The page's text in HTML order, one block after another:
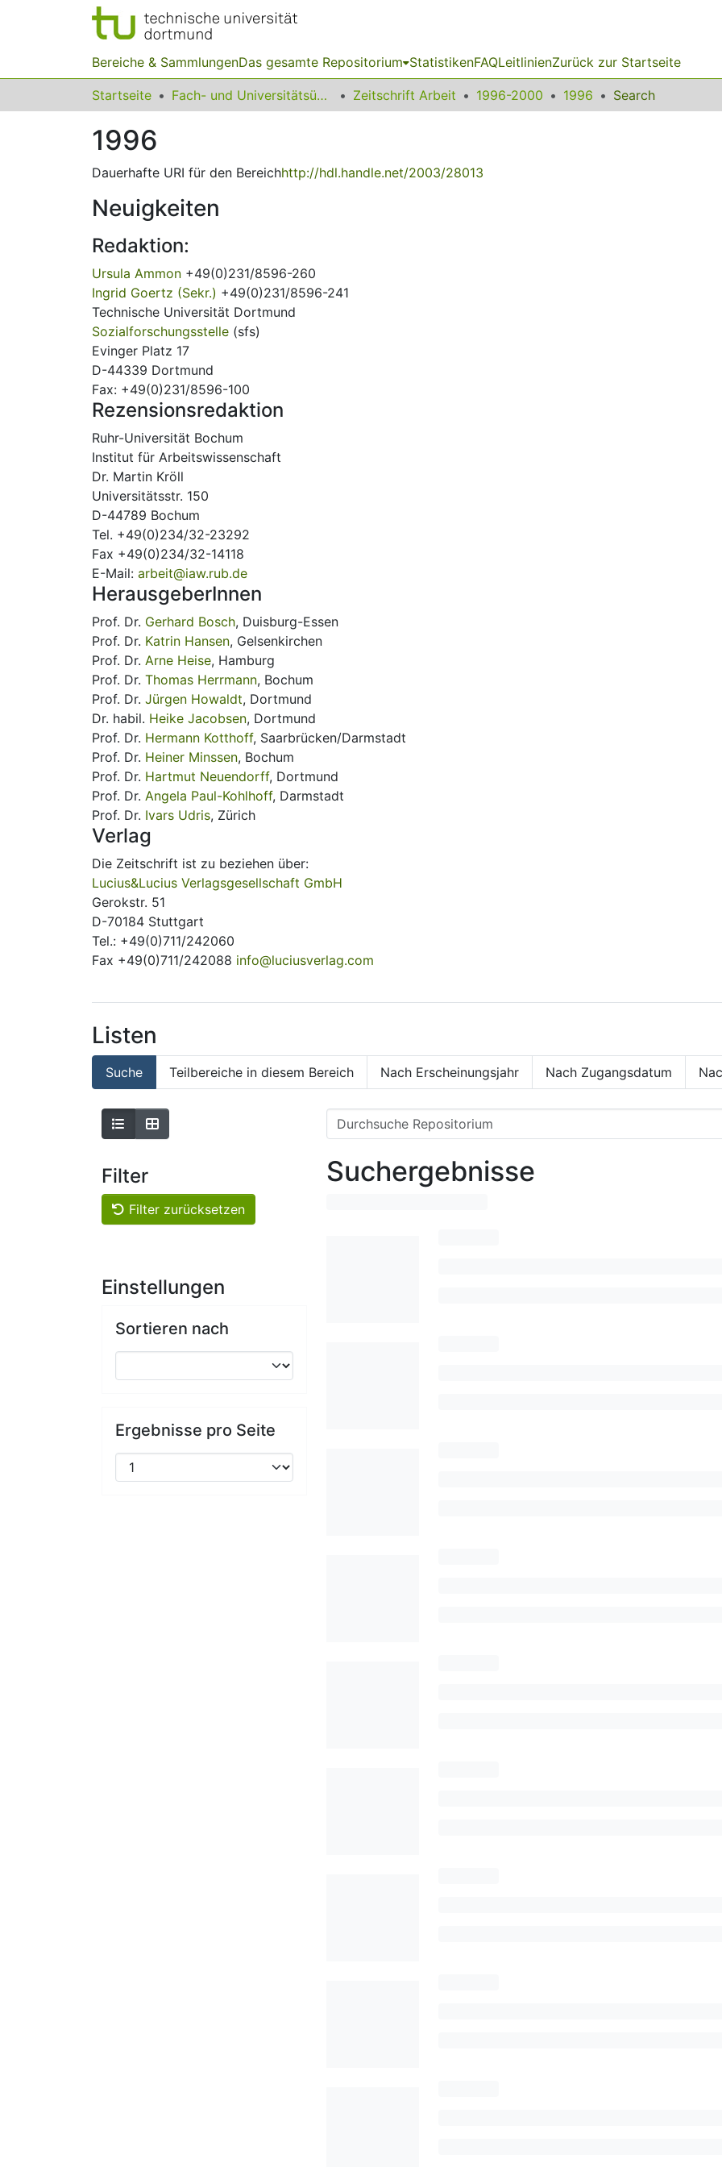
Bereiche & SammlungenDas gesamte Repositorium StatistikenFAQLeitlinienZurück zur Startseite
Startseite Fach- und Universitätsübergreifendes Zeitschrift Arbeit 1996-2000 1996 Search
1996
Dauerhafte URI für den Bereichhttp://hdl.handle.net/2003/28013
Neuigkeiten
Redaktion:
Ursula Ammon +49(0)231/8596-260
Ingrid Goertz (Sekr.) +49(0)231/8596-241
Technische Universität Dortmund
Sozialforschungsstelle (sfs)
Evinger Platz 17
D-44339 Dortmund
Fax: +49(0)231/8596-100
Rezensionsredaktion
Ruhr-Universität Bochum
Institut für Arbeitswissenschaft
Dr. Martin Kröll
Universitätsstr. 150
D-44789 Bochum
Tel. +49(0)234/32-23292
Fax +49(0)234/32-14118
E-Mail: arbeit@iaw.rub.de
HerausgeberInnen
Prof. Dr. Gerhard Bosch, Duisburg-Essen
Prof. Dr. Katrin Hansen, Gelsenkirchen
Prof. Dr. Arne Heise, Hamburg
Prof. Dr. Thomas Herrmann, Bochum
Prof. Dr. Jürgen Howaldt, Dortmund
Dr. habil. Heike Jacobsen, Dortmund
Prof. Dr. Hermann Kotthoff, Saarbrücken/Darmstadt
Prof. Dr. Heiner Minssen, Bochum
Prof. Dr. Hartmut Neuendorff, Dortmund
Prof. Dr. Angela Paul-Kohlhoff, Darmstadt
Prof. Dr. Ivars Udris, Zürich
Verlag
Die Zeitschrift ist zu beziehen über:
Lucius&Lucius Verlagsgesellschaft GmbH
Gerokstr. 51
D-70184 Stuttgart
Tel.: +49(0)711/242060
Fax +49(0)711/242088 info@luciusverlag.com
Listen
Suche Teilbereiche in diesem Bereich Nach Erscheinungsjahr Nach Zugangsdatum
Filter
Filter zurücksetzen
Einstellungen
Sortieren nach
Ergebnisse pro Seite
Suchergebnisse